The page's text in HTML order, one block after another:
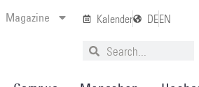
Magazine Kalender DEEN